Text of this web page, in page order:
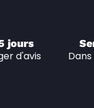
jours
d'avis